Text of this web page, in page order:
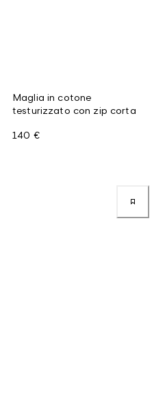
Maglia in cotone
testurizzato con zip corta
140 €